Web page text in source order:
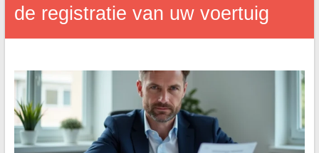
de registratie van uw voertuig